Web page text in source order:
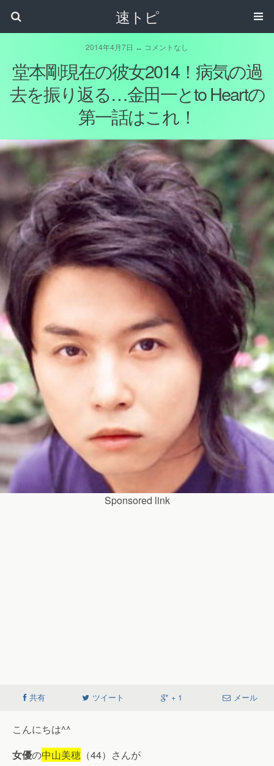
速トピ
2014年4月7日 ↔ コメントなし
堂本剛現在の彼女2014！病気の過
去を振り返る…金田一とto Heartの
第一話はこれ！
Sponsored link
共有 ツイート + 1 メール
こんにちは^^
女優の中山美穂 （44）さんが